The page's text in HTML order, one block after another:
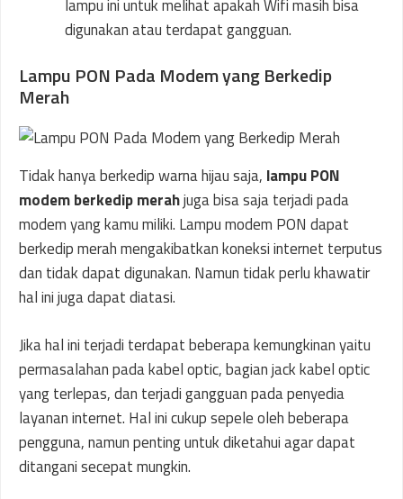
lampu ini untuk melihat apakah Wifi masih bisa
digunakan atau terdapat gangguan.
Lampu PON Pada Modem yang Berkedip
Merah
Tidak hanya berkedip warna hijau saja, lampu PON
modem berkedip merahjuga bisa saja terjadi pada
modem yang kamu miliki. Lampu modem PON dapat
berkedip merah mengakibatkan koneksi internet terputus
dan tidak dapat digunakan. Namun tidak perlu khawatir
hal ini juga dapat diatasi.
Jika hal ini terjadi terdapat beberapa kemungkinan yaitu
permasalahan pada kabel optic, bagian jack kabel optic
yang terlepas, dan terjadi gangguan pada penyedia
layanan internet. Hal ini cukup sepele oleh beberapa
pengguna, namun penting untuk diketahui agar dapat
ditangani secepat mungkin.